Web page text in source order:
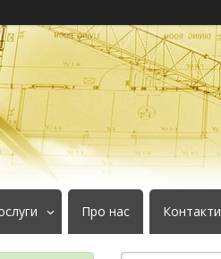
Про нас Контакти